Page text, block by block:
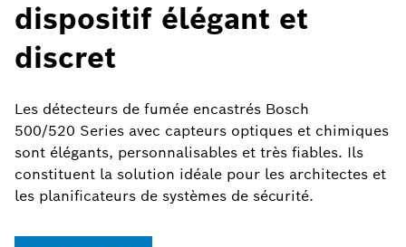
dispositif élégant et
discret
Les détecteurs de fumée encastrés Bosch
500/520 Series avec capteurs optiques et chimiques
sont élégants, personnalisables et très fiables. Ils
constituent la solution idéale pour les architectes et
les planificateurs de systèmes de sécurité.